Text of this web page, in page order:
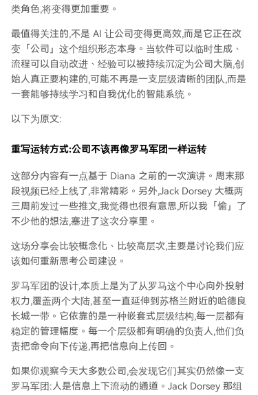
类角色,将变得更加重要。
最值得关注的,不是 AI 让公司变得更高效,而是它正在改
变「公司」这个组织形态本身。当软件可以临时生成、
流程可以自动改进、经验可以被持续沉淀为公司大脑,创
始人真正要构建的,可能不再是一支层级清晰的团队,而是
一套能够持续学习和自我优化的智能系统。
以下为原文:
重写运转方式:公司不该再像罗马军团一样运转
这部分内容有一点基于 Diana 之前的一次演讲。周末那
段视频已经上线了,非常精彩。另外,Jack Dorsey 大概两
三周前发过一些推文,我觉得也很有意思,所以我「偷」了
不少他的想法,塞进了这次分享里。
这场分享会比较概念化、比较高层次,主要是讨论我们应
该如何重新思考公司建设。
罗马军团的设计,本质上是为了从罗马这个中心向外投射
权力,覆盖两个大陆,甚至一直延伸到苏格兰附近的哈德良
长城一带。它依靠的是一种嵌套式层级结构,每一层都有
稳定的管理幅度。每一个层级都有明确的负责人,他们负
责把命令向下传递,再把信息向上传回。
如果你观察今天大多数公司,会发现它们其实仍然像一支
罗马军团:人是信息上下流动的通道。Jack Dorsey 那组